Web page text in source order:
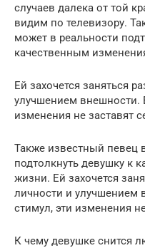
случаев далека от той
видим по телевизору.
может в реальности
качественным
Ей захочется заняться
улучшением внешности.
изменения не заставят
Также известный певец
подтолкнуть девушку к
жизни. Ей захочется
личности и улучшением
стимул, эти изменения
К чему девушке снится